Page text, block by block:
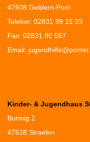
47608 Geldern-Pont
Telefon: 02831 99 15 03
Fax: 02831 80 567
Email:
Kinder- & Jugendhaus
Bormig 2
47638 Straelen